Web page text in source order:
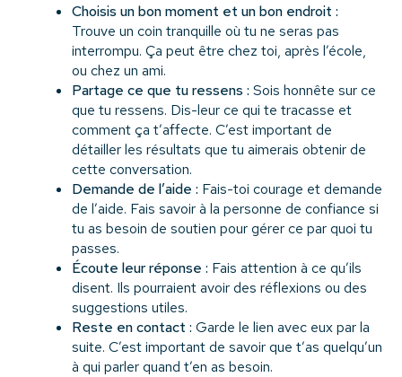
Choisis un bon moment et un bon endroit :
Trouve un coin tranquille où tu ne seras pas
interrompu. Ça peut être chez toi, après l’école,
ou chez un ami.
Partage ce que tu ressens : Sois honnête sur ce
que tu ressens. Dis-leur ce qui te tracasse et
comment ça t’affecte. C’est important de
détailler les résultats que tu aimerais obtenir de
cette conversation.
Demande de l’aide : Fais-toi courage et demande
de l’aide. Fais savoir à la personne de confiance si
tu as besoin de soutien pour gérer ce par quoi tu
passes.
Écoute leur réponse : Fais attention à ce qu’ils
disent. Ils pourraient avoir des réflexions ou des
suggestions utiles.
Reste en contact : Garde le lien avec eux par la
suite. C’est important de savoir que t’as quelqu’un
à qui parler quand t’en as besoin.